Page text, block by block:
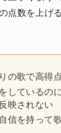
点数を上げ
の歌で高得
しているの
映されない
信を持って